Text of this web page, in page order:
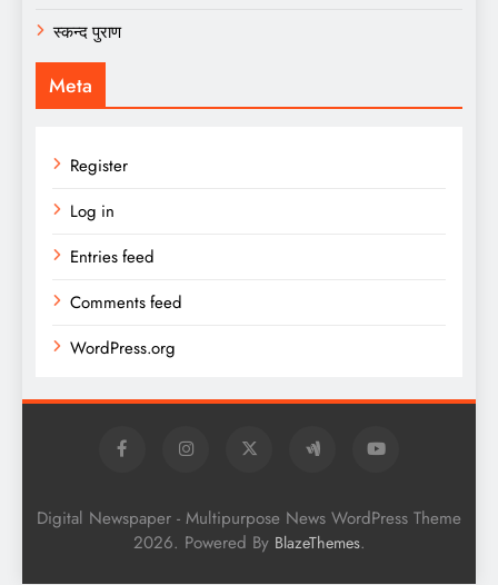
स्कन्द पुराण
Meta
Register
Log in
Entries feed
Comments feed
WordPress.org
Digital Newspaper - Multipurpose News WordPress Theme
2026. Powered By BlazeThemes.